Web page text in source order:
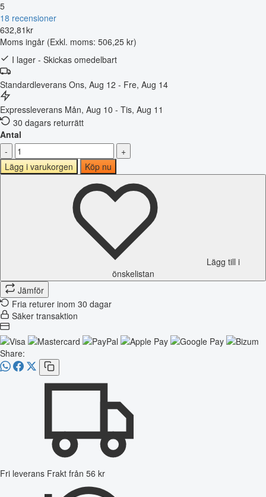
5
18 recensioner
632,81kr
Moms ingår (Exkl. moms: 506,25 kr)
I lager - Skickas omedelbart
Standardleverans Ons, Aug 12 - Fre, Aug 14
Expressleverans Mån, Aug 10 - Tis, Aug 11
30 dagars returrätt
Antal
-
+
Lägg i varukorgen
Köp nu
Lägg till i
önskelistan
Jämför
Fria returer inom 30 dagar
Säker transaktion
Share:
Fri leverans Frakt från 56 kr